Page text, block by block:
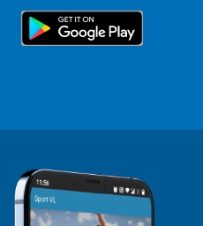
Topsporters